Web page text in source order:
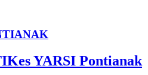
YARSI Pontianak